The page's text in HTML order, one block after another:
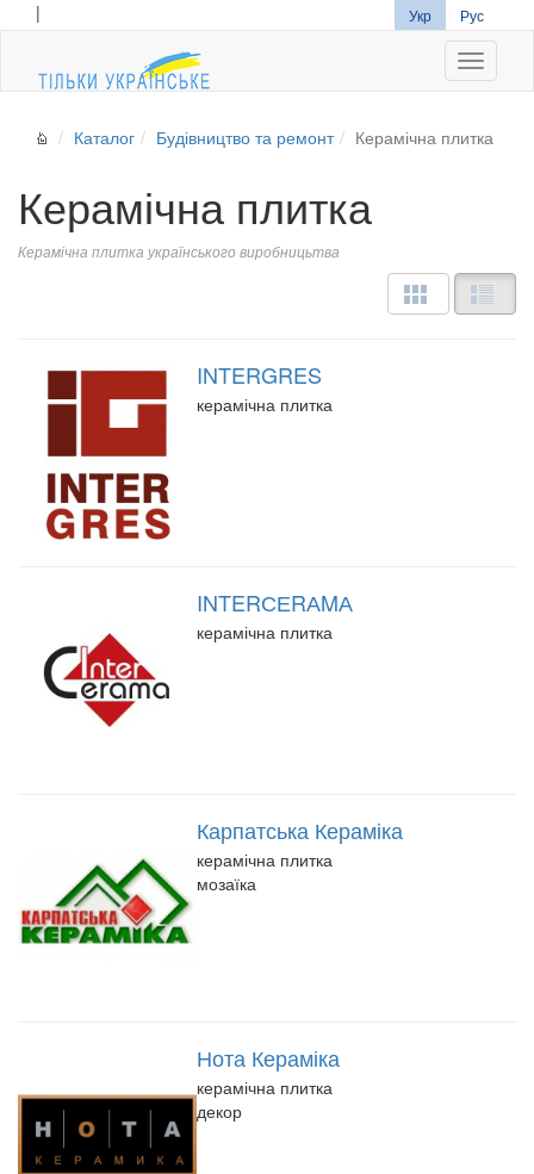
| Укр Рус
Каталог Будівництво та ремонт Керамічна плитка
Керамічна плитка
Керамічна плитка українського виробницьтва
INTERGRES
керамічна плитка
INTERСЕRАMА
керамічна плитка
Карпатська Кераміка
керамічна плитка
мозаїка
Нота Кераміка
керамічна плитка
декор